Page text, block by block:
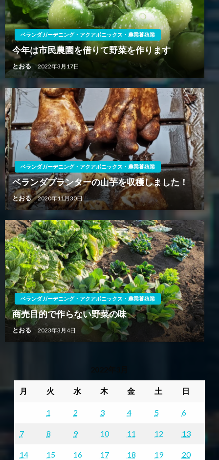
ベランダガーデニング・アクアポニックス・農業養殖業
今年は市民農園を借りて野菜を作ります
とおる 2022年3月17日
ベランダガーデニング・アクアポニックス・農業養殖業
ベランダプランターの山芋を収穫しました！
とおる 2020年11月30日
ベランダガーデニング・アクアポニックス・農業養殖業
商売目的で作らない野菜の味
とおる 2023年3月4日
月 火 水 木 金 土 日
1 2 3 4 5 6
7 8 9 10 11 12 13
14 15 16 17 18 19 20